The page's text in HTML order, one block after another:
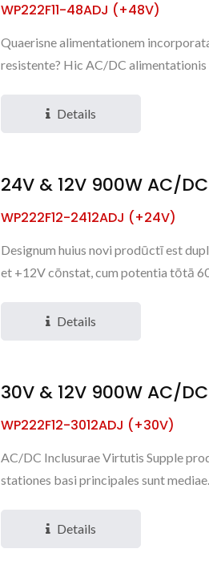
WP222F11-48ADJ (+48V)
Quaerisne alimentationem
resistente? Hic AC/DC alimentationis
Details
24V & 12V 900W AC/
WP222F12-2412ADJ (+24V)
Designum huius novi prodūctī est
et +12V cōnstat, cum potentia tōtā
Details
30V & 12V 900W AC/
WP222F12-3012ADJ (+30V)
AC/DC Inclusurae Virtutis Supple
stationes basi principales sunt
Details